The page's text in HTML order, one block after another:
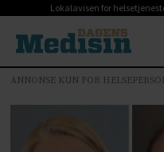
Lokalavisen for
ANNONSE KUN FOR